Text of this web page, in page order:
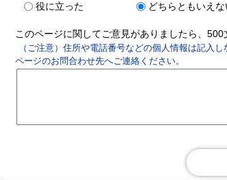
役に立った
どちらともいえな
このページに関してご意見がありましたら、500
（ご注意）住所や電話番号などの個人情報は記入
ページのお問合わせ先へご連絡ください。